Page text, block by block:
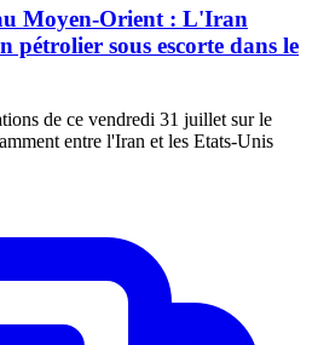
Moyen-Orient : L'Iran
sous escorte dans le
de ce vendredi 31 juillet sur le
entre l'Iran et les Etats-Unis